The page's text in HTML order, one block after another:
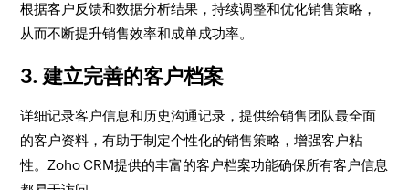
根据客户反馈和数据分析结果，持续调整和优化销售策略，
从而不断提升销售效率和成单成功率。
3. 建立完善的客户档案
详细记录客户信息和历史沟通记录，提供给销售团队最全面
的客户资料，有助于制定个性化的销售策略，增强客户粘
性。Zoho CRM提供的丰富的客户档案功能确保所有客户信息